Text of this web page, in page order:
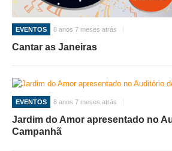
EVENTOS 8 anos 7 meses atrás
Cantar as Janeiras
EVENTOS 8 anos 7 meses atrás
Jardim do Amor apresentado no
Campanhã